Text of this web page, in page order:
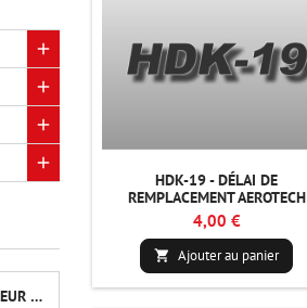
PLAQUE POUR COUPLEUR CBP-3.0 - PUBLIC MISSILES LTD.
HDK-19 - DÉLAI DE
REMPLACEMENT AEROTECH
4,00 €
 Ajouter au panier